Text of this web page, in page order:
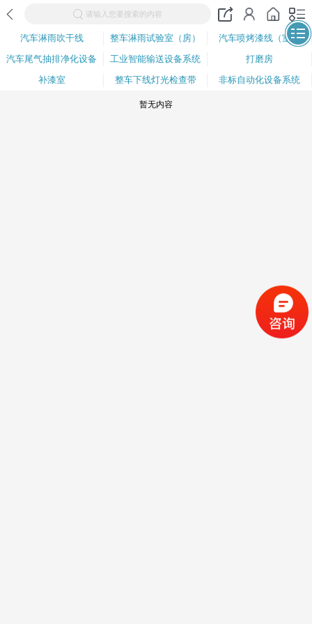
请输入您要搜索的内容
汽车淋雨吹干线 整车淋雨试验室（房）
汽车喷烤漆线（室）
汽车尾气抽排净化设备
工业智能输送设备系统
打磨房
补漆室
整车下线灯光检查带 非标自动化设备系统
暂无内容